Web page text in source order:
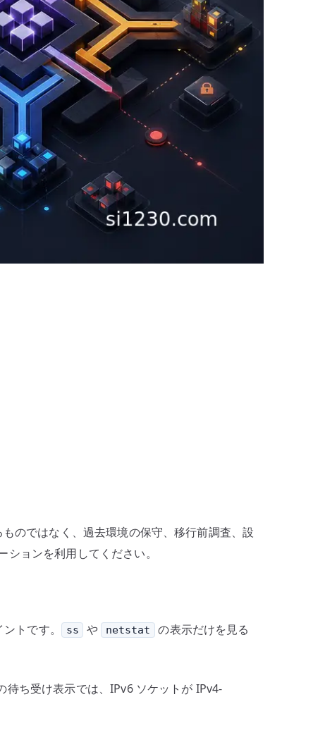
のではなく、過去環境の保守、移行前調査、設
ョンを利用してください。
トです。 ss や netstat
の表示だけを見る
ち受け表示では、IPv6 ソケットが IPv4-